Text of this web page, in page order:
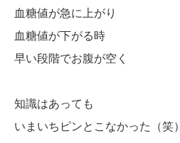
血糖値が急に上がり
血糖値が下がる時
早い段階でお腹が空く
知識はあっても
いまいちピンとこなかった（笑）